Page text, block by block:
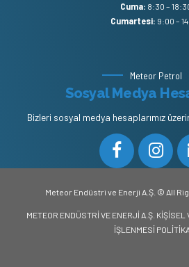
Cuma: 8:30 –
Cumartesi: 9:00 –
Meteor Petrol
Sosyal Medya
Bizleri sosyal medya hesaplarımız
Meteor Endüstri ve Enerji A.Ş. © All
METEOR ENDÜSTRİ VE ENERJİ A.Ş. KİŞİSEL
İŞLENMESİ